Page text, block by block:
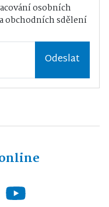
osobních
obchodních sdělení
Odeslat